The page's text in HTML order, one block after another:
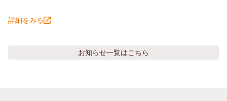
詳細をみる
お知らせ一覧はこちら